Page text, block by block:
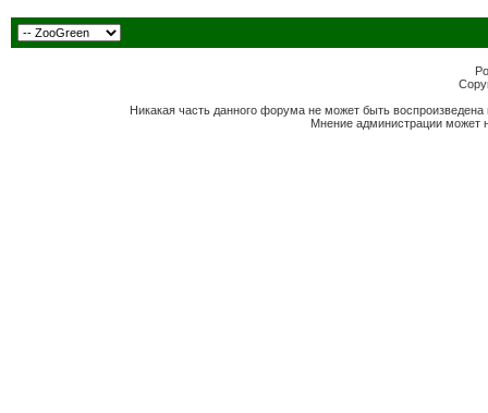
Никакая часть данного форума не может быть
Мнение администрации может